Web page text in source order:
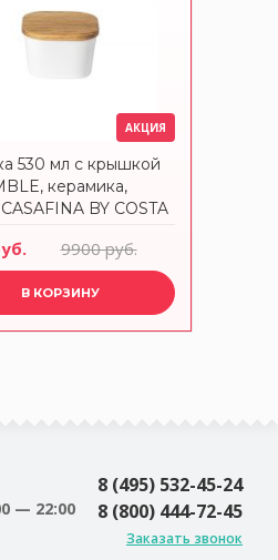
АКЦИЯ
530 мл с крышкой
керамика,
BY COSTA
9900 руб.
В КОРЗИНУ
— 22:00
8 (495) 532-45-24
8 (800) 444-72-45
Заказать звонок